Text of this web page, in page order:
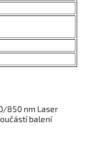
850 nm Laser
balení